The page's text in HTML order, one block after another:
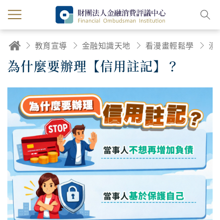
教育宣導 金融知識天地 看漫畫輕鬆學 漫
為什麼要辦理【信用註記】？